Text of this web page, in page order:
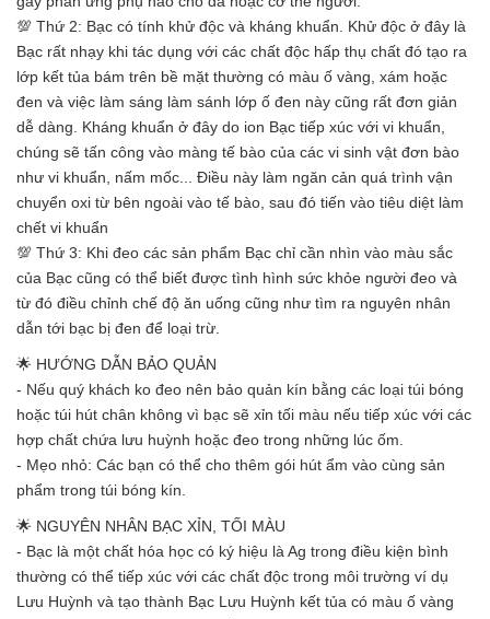
💯 Thứ 2: Bạc có tính khử độc và kháng khuẩn. Khử độc ở đây là
Bạc rất nhạy khi tác dụng với các chất độc hấp thụ chất đó tạo ra
lớp kết tủa bám trên bề mặt thường có màu ố vàng, xám hoặc
đen và việc làm sáng làm sánh lớp ố đen này cũng rất đơn giản
dễ dàng. Kháng khuẩn ở đây do ion Bạc tiếp xúc với vi khuẩn,
chúng sẽ tấn công vào màng tế bào của các vi sinh vật đơn bào
như vi khuẩn, nấm mốc... Điều này làm ngăn cản quá trình vận
chuyển oxi từ bên ngoài vào tế bào, sau đó tiến vào tiêu diệt làm
chết vi khuẩn
💯 Thứ 3: Khi đeo các sản phẩm Bạc chỉ cần nhìn vào màu sắc
của Bạc cũng có thể biết được tình hình sức khỏe người đeo và
từ đó điều chỉnh chế độ ăn uống cũng như tìm ra nguyên nhân
dẫn tới bạc bị đen để loại trừ.
🌟 HƯỚNG DẪN BẢO QUẢN
- Nếu quý khách ko đeo nên bảo quản kín bằng các loại túi bóng
hoặc túi hút chân không vì bạc sẽ xỉn tối màu nếu tiếp xúc với các
hợp chất chứa lưu huỳnh hoặc đeo trong những lúc ốm.
- Mẹo nhỏ: Các bạn có thể cho thêm gói hút ẩm vào cùng sản
phẩm trong túi bóng kín.
🌟 NGUYÊN NHÂN BẠC XỈN, TỐI MÀU
- Bạc là một chất hóa học có ký hiệu là Ag trong điều kiện bình
thường có thể tiếp xúc với các chất độc trong môi trường ví dụ
Lưu Huỳnh và tạo thành Bạc Lưu Huỳnh kết tủa có màu ố vàng